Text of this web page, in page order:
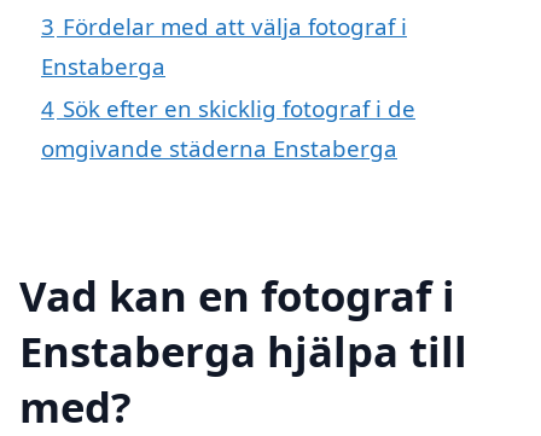
3 Fördelar med att välja fotograf i
Enstaberga
4 Sök efter en skicklig fotograf i de
omgivande städerna Enstaberga
Vad kan en fotograf i
Enstaberga hjälpa till
med?